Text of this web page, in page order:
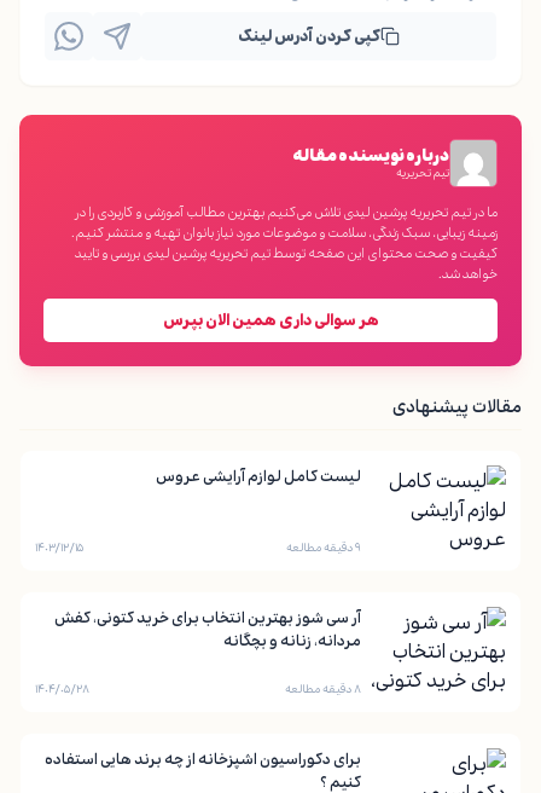
کپی کردن آدرس لینک
درباره نویسنده مقاله
تیم تحریریه
ما در تیم تحریریه پرشین لیدی تلاش می‌کنیم بهترین مطالب آموزشی و کاربردی را در
زمینه زیبایی، سبک زندگی، سلامت و موضوعات مورد نیاز بانوان تهیه و منتشر کنیم.
کیفیت و صحت محتوای این صفحه توسط تیم تحریریه پرشین لیدی بررسی و تایید
خواهد شد.
هر سوالی داری همین الان بپرس
مقالات پیشنهادی
لیست کامل لوازم آرایشی عروس
۹ دقیقه مطالعه ۱۴۰۳/۱۲/۱۵
آر سی شوز بهترین انتخاب برای خرید کتونی، کفش
مردانه، زنانه و بچگانه
۸ دقیقه مطالعه ۱۴۰۴/۰۵/۲۸
برای دکوراسیون اشپزخانه از چه برند هایی استفاده
کنیم ؟